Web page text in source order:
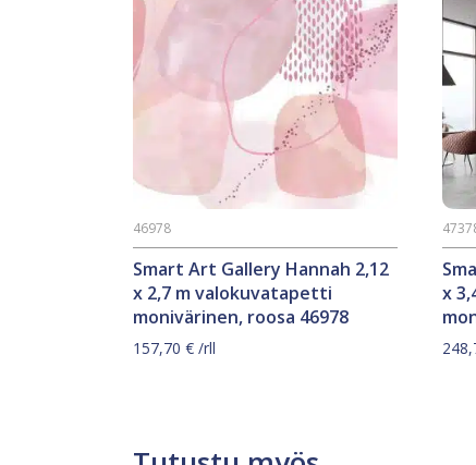
Smart Art Gallery Hannah 2,12
x 2,7 m valokuvatapetti
monivärinen, roosa 46978
46978
157,70 € /rll
x